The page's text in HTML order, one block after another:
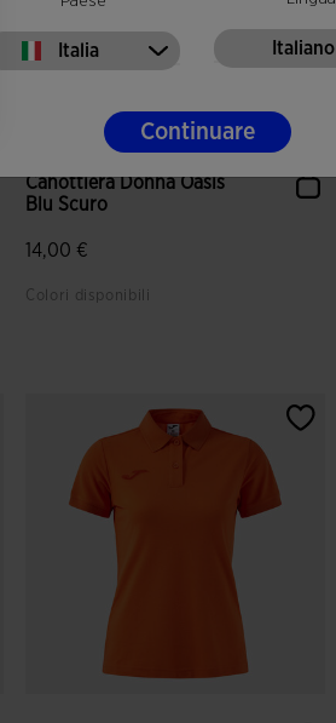
Canottiera Donna Oasis
Blu Scuro
14,00 €
Colori disponibili
Italia Italiano
Continuare